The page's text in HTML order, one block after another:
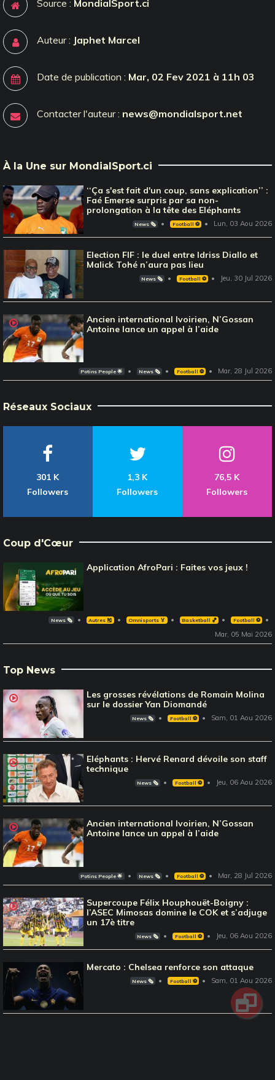
Source : MondialSport.ci
Auteur : Japhet Marcel
Date de publication : Mar, 02 Fev 2021 à 11h 03
Contacter l'auteur : news@mondialsport.net
À la Une sur MondialSport.ci
‘‘Ça s'est fait d'un coup, sans explication’’ :
Faé Emerse surpris par sa non-
prolongation à la tête des Eléphants
News 🗞️ Football ⚽️ Lun, 03 Aou 2026
Election FIF : le duel entre Idriss Diallo et
Malick Tohé n’aura pas lieu
News 🗞️ Football ⚽️ Jeu, 30 Jul 2026
Ancien international Ivoirien, N’Gossan
Antoine lance un appel à l’aide
Potins People 🌟 News 🗞️ Football ⚽️ Mar, 28 Jul 2026
Réseaux Sociaux
301 K
Followers
1,3 K
Followers
76,5 K
Followers
Coup d'Cœur
Application AfroPari : Faites vos jeux !
News 🗞️ Autres 🎽 Omnisports 🏅 Basketball 🏀 Football ⚽️
Mar, 05 Mai 2026
Top News
Les grosses révélations de Romain Molina
sur le dossier Yan Diomandé
News 🗞️ Football ⚽️ Sam, 01 Aou 2026
Eléphants : Hervé Renard dévoile son staff
technique
News 🗞️ Football ⚽️ Jeu, 06 Aou 2026
Ancien international Ivoirien, N’Gossan
Antoine lance un appel à l’aide
Potins People 🌟 News 🗞️ Football ⚽️ Mar, 28 Jul 2026
Supercoupe Félix Houphouët-Boigny :
l’ASEC Mimosas domine le COK et s’adjuge
un 17è titre
News 🗞️ Football ⚽️ Jeu, 06 Aou 2026
Mercato : Chelsea renforce son attaque
News 🗞️ Football ⚽️ Sam, 01 Aou 2026